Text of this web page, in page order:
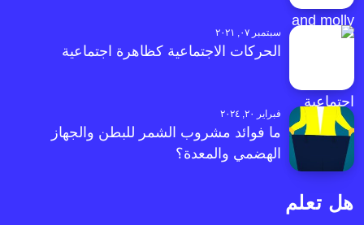
سبتمبر ٠٧, ٢٠٢١
الحركات الاجتماعية كظاهرة اجتماعية
فبراير ٢٠, ٢٠٢٤
ما فوائد مشروب الشمر للبطن والجهاز
الهضمي والمعدة؟
هل تعلم